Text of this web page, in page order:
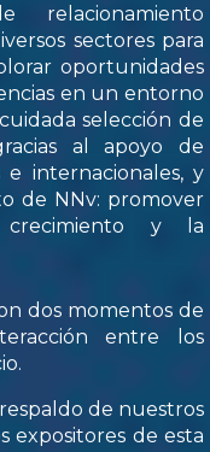
relacionamiento
sectores para
oportunidades
en un entorno
selección de
al apoyo de
e internacionales, y
de NNv: promover
y la
dos momentos de
entre los
de nuestros
expositores de esta